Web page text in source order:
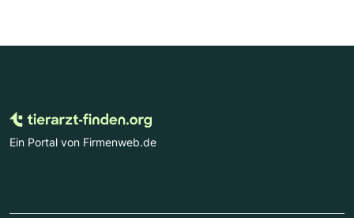
Ein Portal von Firmenweb.de